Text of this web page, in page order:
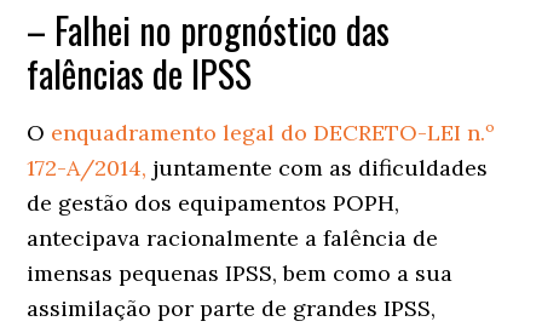
– Falhei no prognóstico das
falências de IPSS
O enquadramento legal do DECRETO-LEI n.º
172-A/2014, juntamente com as dificuldades
de gestão dos equipamentos POPH,
antecipava racionalmente a falência de
imensas pequenas IPSS, bem como a sua
assimilação por parte de grandes IPSS,